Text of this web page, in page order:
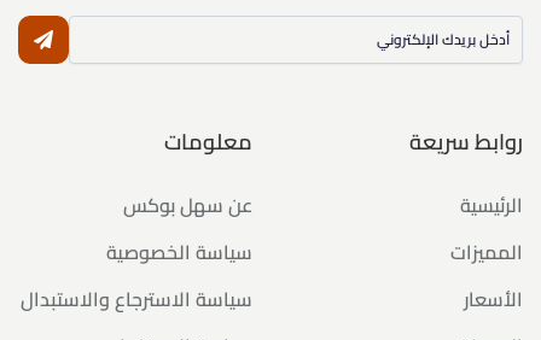
روابط سريعة
الرئيسية
المميزات
الأسعار
معلومات
عن سهل بوكس
سياسة الخصوصية
سياسة الاسترجاع والاستبدال